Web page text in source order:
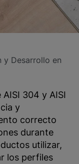
y Desarrollo en
304 y AISI
y
correcto
durante
utilizar,
los perfiles